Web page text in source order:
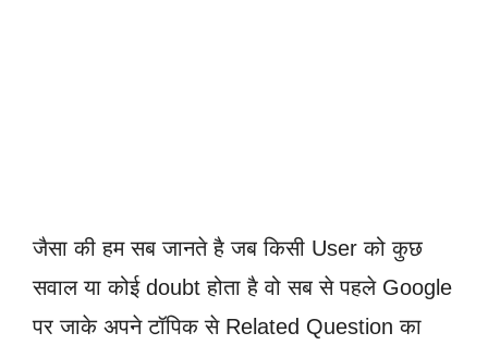
जैसा की हम सब जानते है जब किसी User को कुछ
सवाल या कोई doubt होता है वो सब से पहले Google
पर जाके अपने टॉपिक से Related Question का